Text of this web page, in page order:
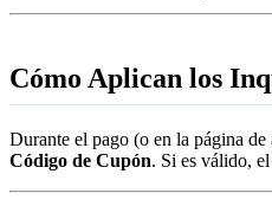
Cómo Aplican los
Durante el pago (o en la página
Código de Cupón. Si es válido,